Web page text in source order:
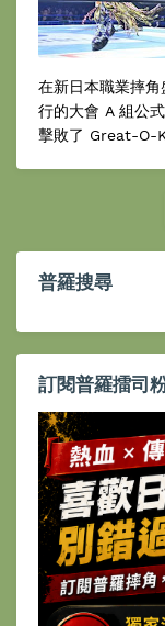
在新日本職業摔
行的大會 A 組公
擊敗了 Great-O-
普羅搜尋
訂閱普羅擂司